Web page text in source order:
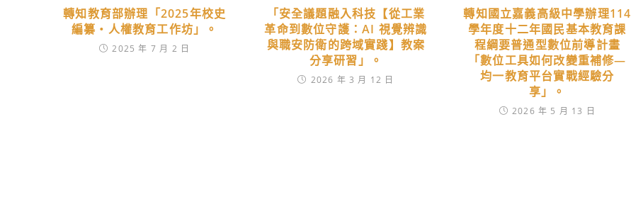
轉知教育部辦理「2025年校史
編纂‧人權教育工作坊」。
2025 年 7 月 2 日
「安全議題融入科技【從工業
革命到數位守護：AI 視覺辨識
與職安防衛的跨域實踐】教案
分享研習」。
2026 年 3 月 12 日
轉知國立嘉義高級中學辦理114
學年度十二年國民基本教育課
程綱要普通型數位前導計畫
「數位工具如何改變重補修―
均一教育平台實戰經驗分
享」。
2026 年 5 月 13 日